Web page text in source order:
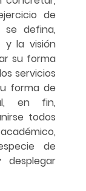
de
defina,
y la visión
su forma
servicios
forma de
en fin,
todos
de
desplegar